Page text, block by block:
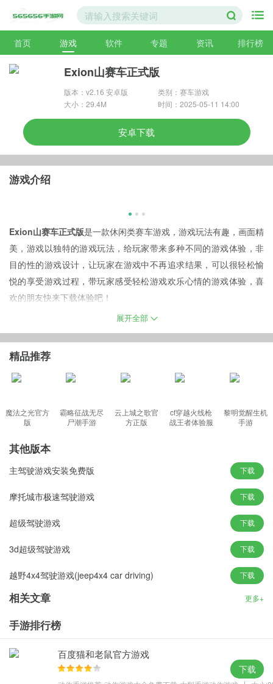
首页 游戏 软件 专题 资讯 排行榜
Exion山赛车正式版
版本：v2.16 安卓版
类别：赛车游戏
大小：29.4M
时间：2025-05-11 14:00
安卓下载
游戏介绍
Exion山赛车正式版是一款休闲类赛车游戏，游戏玩法有趣，画面精
美，游戏以独特的游戏玩法，给玩家带来多种不同的游戏体验，非
目的性的游戏设计，让玩家在游戏中不再追求结果，可以很轻松愉
悦的享受游戏过程，带玩家感受轻松游戏欢乐心情的游戏体验，喜
欢的朋友快来下载体验吧！
Exion山赛车手机游戏简介
次挑战获得更高的分数，便需要更加熟练的驾驶技巧。而玩家还可
以选择不同的过关技巧，只要玩家拥有了更多不同的赛车，便可以
享受游戏中赛车驾驶的乐趣。只要玩家在游戏中获得更高的名次，
Exion山赛车游戏特色
1、在游戏中玩家还可以选择不同的玩法，只要玩家拥有更多的技巧
2、游戏中玩家还可以选择不同的难度，只要玩家熟练了过关的技巧
3、玩家还可以选择不同的赛车进行驾驶，只要玩家拥有熟练的驾驶
技巧便可以获得更高的提升
1、赛车改造系统
2、精细的赛车建模
4、出色的物理引擎系统
6、赏心悦目的山路风景
展开全部
精品推荐
魔法之光官方
版
霸略征战无尽
尸潮手游
云上城之歌官
方正版
cf穿越火线枪
战王者体验服
黎明觉醒生机
手游
其他版本
主驾驶游戏安装免费版 下载
摩托城市极速驾驶游戏 下载
超级驾驶游戏 下载
3d超级驾驶游戏 下载
越野4x4驾驶游戏(jeep4x4 car driving) 下载
相关文章 更多+
手游排行榜
百度猫和老鼠官方游戏
下载